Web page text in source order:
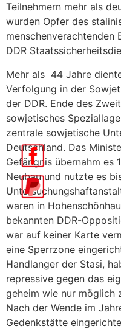
Teilnehmern mehr als
wurden Opfer des
menschenverachtenden
DDR
Mehr als 44 Jahre
Verfolgung in der
der DDR. Ende des
sowjetisches
zentrale sowjetische
Deutschland. Das
Gefängnis übernahm es
Neubau und nutzte es
waren in
bekannten DDR-
war auf keiner Karte
eine Sperrzone
Handlanger der Stasi,
repressive gegen das
geheim wie nur möglich
Nach der Wende im
Gedenkstätte